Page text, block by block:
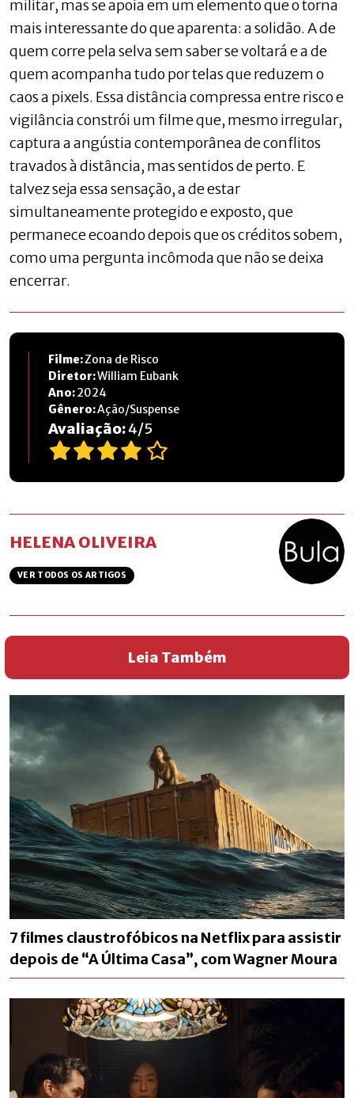
militar, mas se apoia em um elemento que o torna
mais interessante do que aparenta: a solidão. A de
quem corre pela selva sem saber se voltará e a de
quem acompanha tudo por telas que reduzem o
caos a pixels. Essa distância compressa entre risco e
vigilância constrói um filme que, mesmo irregular,
captura a angústia contemporânea de conflitos
travados à distância, mas sentidos de perto. E
talvez seja essa sensação, a de estar
simultaneamente protegido e exposto, que
permanece ecoando depois que os créditos sobem,
como uma pergunta incômoda que não se deixa
encerrar.
Filme:Zona de Risco
Diretor:William Eubank
Ano:2024
Gênero:Ação/Suspense
Avaliação:4/5
HELENA OLIVEIRA
VER TODOS OS ARTIGOS
Leia Também
7 filmes claustrofóbicos na Netflix para assistir
depois de “A Última Casa”, com Wagner Moura